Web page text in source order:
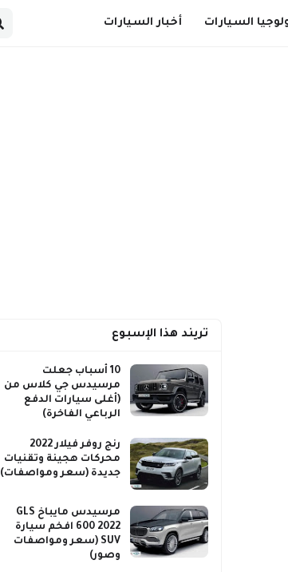
السيارات أخبار السيارات
تريند هذا الإسبوع
10 أسباب جعلت
مرسيدس جي كلاس من
(أغلى سيارات الدفع
الرباعي الفاخرة)
رنج روفر فيلار 2022
محركات هجينة وتقنيات
جديدة (سعر ومواصفات)
مرسيدس مايباخ GLS
600 2022 افخم سيارة
SUV (سعر ومواصفات
وصور)